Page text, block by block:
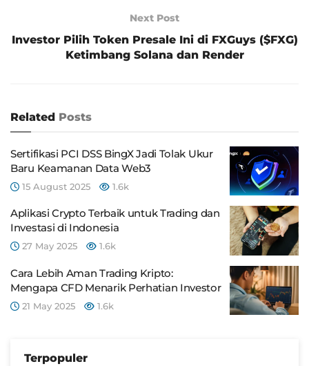
Next Post
Investor Pilih Token Presale Ini di FXGuys ($FXG)
Ketimbang Solana dan Render
Related Posts
Sertifikasi PCI DSS BingX Jadi Tolak Ukur
Baru Keamanan Data Web3
15 August 2025 1.6k
Aplikasi Crypto Terbaik untuk Trading dan
Investasi di Indonesia
27 May 2025 1.6k
Cara Lebih Aman Trading Kripto:
Mengapa CFD Menarik Perhatian Investor
21 May 2025 1.6k
Terpopuler